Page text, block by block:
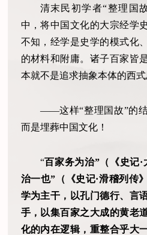
清末民初学者“整理国
中，将中国文化的大宗经学
不知，经学是史学的模式化
的材料和附庸。诸子百家皆
本就不是追求抽象本体的西式
——这样“整理国故”的结
而是埋葬中国文化！
“百家务为治”（《史记
治一也”（《史记·滑稽列传
学为主干，以孔门德行、言
手，以集百家之大成的黄老
化的内在逻辑，重整合乎大